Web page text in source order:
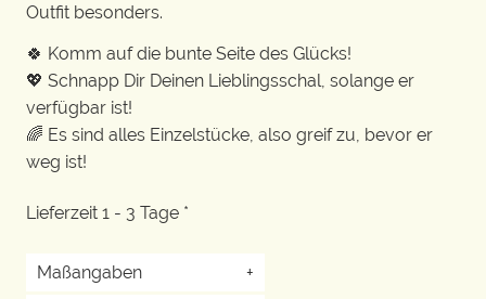
Outfit besonders.
🍀 Komm auf die bunte Seite des Glücks!
💖 Schnapp Dir Deinen Lieblingsschal, solange er
verfügbar ist!
🌈 Es sind alles Einzelstücke, also greif zu, bevor er
weg ist!
Lieferzeit 1 - 3 Tage *
Maßangaben
+